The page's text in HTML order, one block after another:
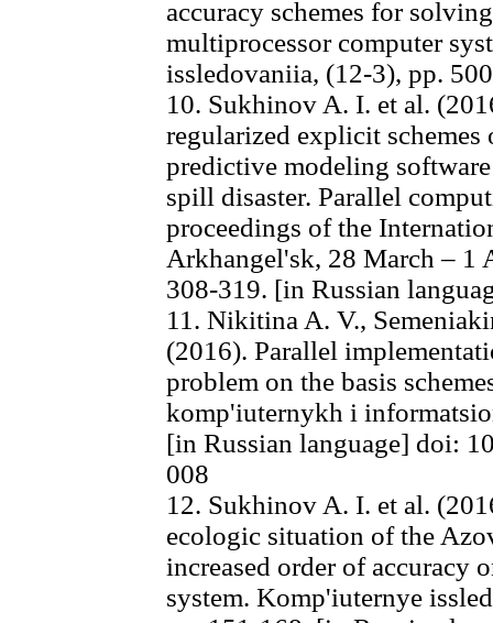
accuracy schemes for
multiprocessor computer
issledovaniia, (12-3), pp.
10. Sukhinov A. I. et al.
regularized explicit schemes
predictive modeling
spill disaster. Parallel
proceedings of the
Arkhangel'sk, 28 March – 1
308-319. [in Russian
11. Nikitina A. V.,
(2016). Parallel
problem on the basis
komp'iuternykh i
[in Russian language] doi:
008
12. Sukhinov A. I. et al.
ecologic situation of the
increased order of accuracy
system. Komp'iuternye